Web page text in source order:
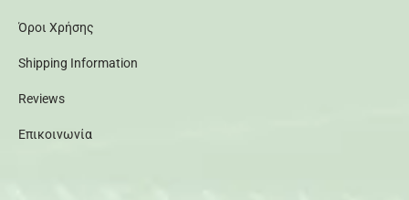
Όροι Χρήσης
Shipping Information
Reviews
Επικοινωνία